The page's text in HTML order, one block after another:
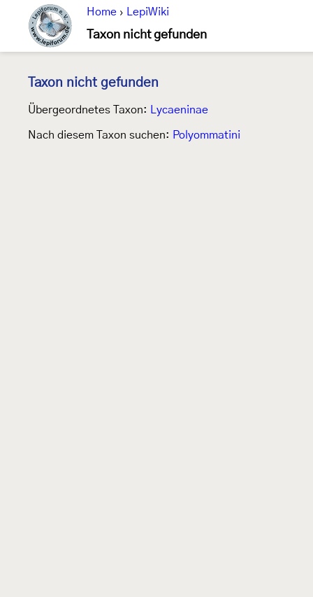
Home › LepiWiki
Taxon nicht gefunden
Taxon nicht gefunden
Übergeordnetes Taxon: Lycaeninae
Nach diesem Taxon suchen: Polyommatini